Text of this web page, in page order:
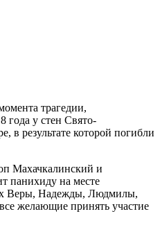
трагедии,
года у стен Свято-
в результате которой погибли
Махачкалинский и
панихиду на месте
Веры, Надежды, Людмилы,
желающие принять участие